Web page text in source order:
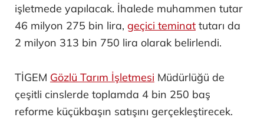
işletmede yapılacak. İhalede muhammen tutar
46 milyon 275 bin lira, geçici teminat tutarı da
2 milyon 313 bin 750 lira olarak belirlendi.
TİGEM Gözlü Tarım İşletmesi Müdürlüğü de
çeşitli cinslerde toplamda 4 bin 250 baş
reforme küçükbaşın satışını gerçekleştirecek.